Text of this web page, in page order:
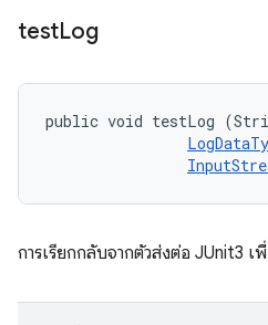
testLog
public void testLog
การเรียกกลับจากตัวส่งต่อ JUnit3